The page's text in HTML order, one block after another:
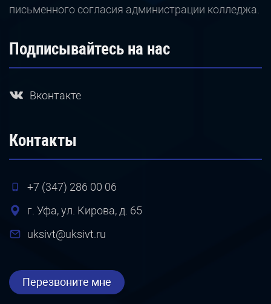
письменного согласия администрации колледжа.
Подписывайтесь на нас
Вконтакте
Контакты
+7 (347) 286 00 06
г. Уфа, ул. Кирова, д. 65
uksivt@uksivt.ru
Перезвоните мне